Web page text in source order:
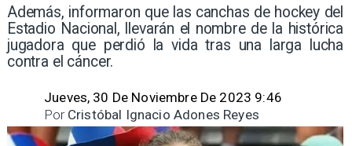
​Además, informaron que las canchas de hockey del
Estadio Nacional, llevarán el nombre de la histórica
jugadora que perdió la vida tras una larga lucha
contra el cáncer.
Jueves, 30 De Noviembre De 2023 9:46
Cristóbal Ignacio Adones Reyes
Por